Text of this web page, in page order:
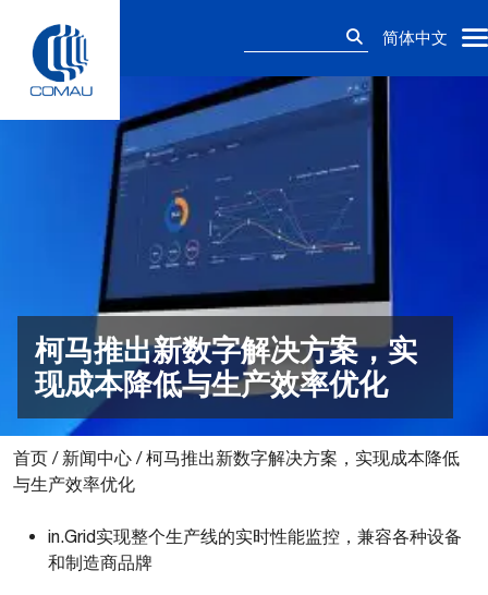
content
简体中文
柯马推出新数字解决方案，实
现成本降低与生产效率优化
首页 / 新闻中心 /柯马推出新数字解决方案，实现成本降低
与生产效率优化
in.Grid实现整个生产线的实时性能监控，兼容各种设备
和制造商品牌